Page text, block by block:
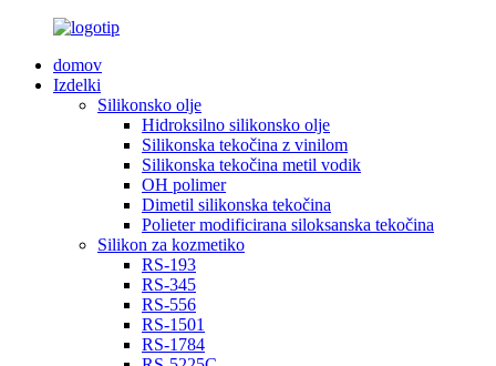
domov
Izdelki
Silikonsko olje
Hidroksilno silikonsko olje
Silikonska tekočina z vinilom
Silikonska tekočina metil vodik
OH polimer
Dimetil silikonska tekočina
Polieter modificirana siloksanska tekočina
Silikon za kozmetiko
RS-193
RS-345
RS-556
RS-1501
RS-1784